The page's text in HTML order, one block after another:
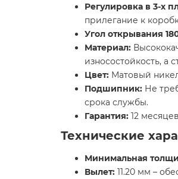
Регулировка в 3-х
прилегание к
Угол открывания
Материал:
износостойкость, а
Цвет: Матовый
Подшипник: Не
срока службы.
Гарантия: 12
Технические
Минимальная
Вылет: 11.20 мм –